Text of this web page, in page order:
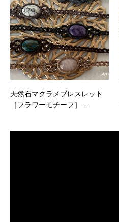
天然石マクラメブレスレット
［フラワーモチーフ］ …